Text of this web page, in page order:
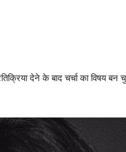
देने के बाद चर्चा का विषय